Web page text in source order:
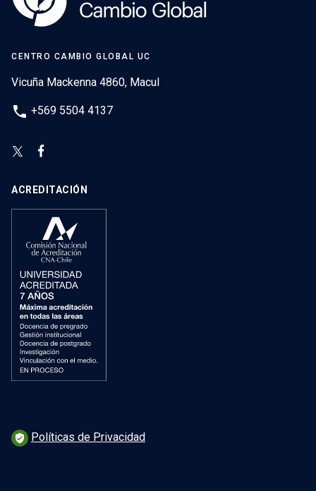
CENTRO CAMBIO GLOBAL UC
Vicuña Mackenna 4860, Macul
phone +569 5504 4137
ACREDITACIÓN
verified_user Políticas de Privacidad